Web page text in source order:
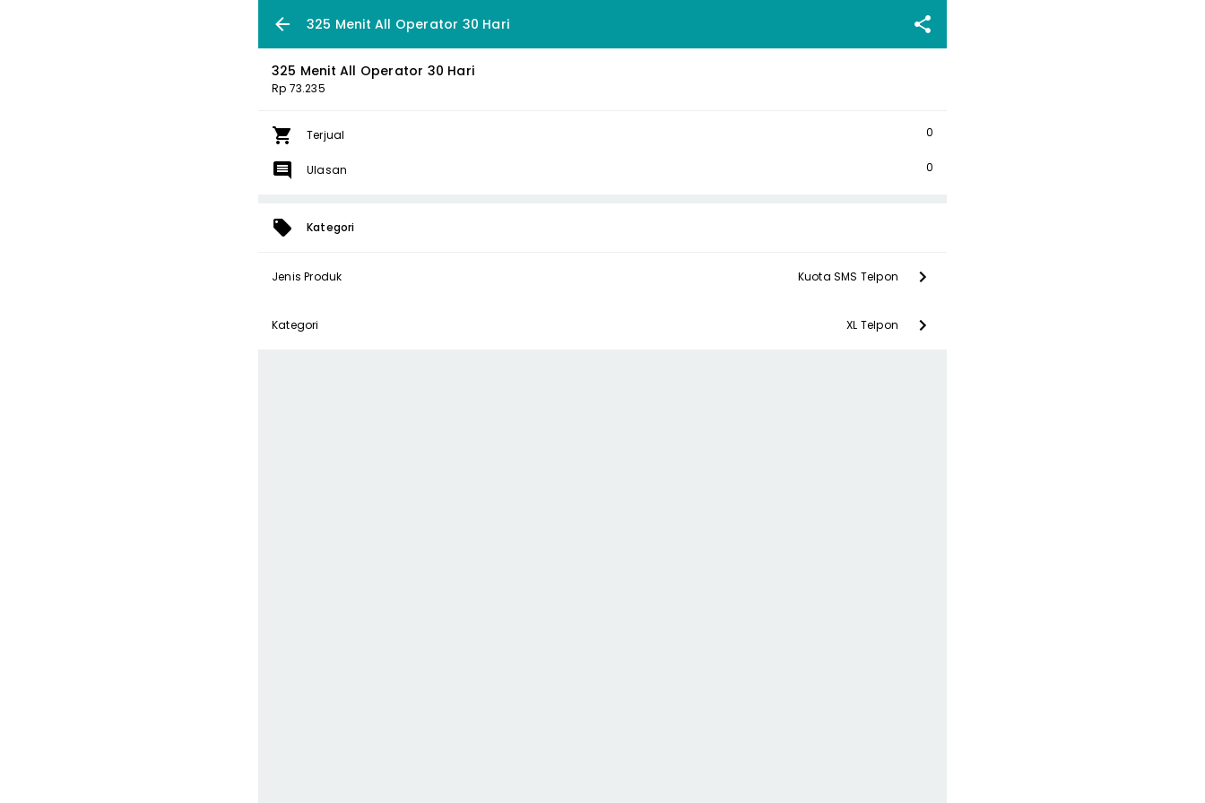
325 Menit All Operator 30 Hari
325 Menit All Operator 30 Hari
Rp 73.235
Terjual 0
Ulasan 0
Kategori
Jenis Produk Kuota SMS Telpon
Kategori XL Telpon